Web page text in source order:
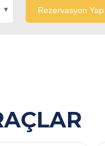
Rezervasyon Yap